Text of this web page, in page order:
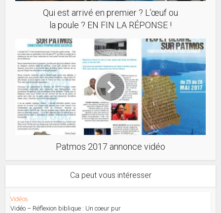
Qui est arrivé en premier ? L’œuf ou
la poule ? EN FIN LA RÉPONSE !
Patmos 2017 annonce vidéo
Ca peut vous intéresser
Vidéos
Vidéo – Réflexion biblique : Un coeur pur